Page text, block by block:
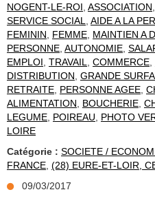
NOGENT-LE-ROI, ASSOCIATION,
SERVICE SOCIAL, AIDE A LA
FEMININ, FEMME, MAINTIEN A
PERSONNE, AUTONOMIE,
EMPLOI, TRAVAIL, COMMERCE,
DISTRIBUTION, GRANDE
RETRAITE, PERSONNE AGEE,
ALIMENTATION, BOUCHERIE,
LEGUME, POIREAU, PHOTO
LOIRE
Catégorie : SOCIETE /
FRANCE, (28) EURE-ET-LOIR,
09/03/2017